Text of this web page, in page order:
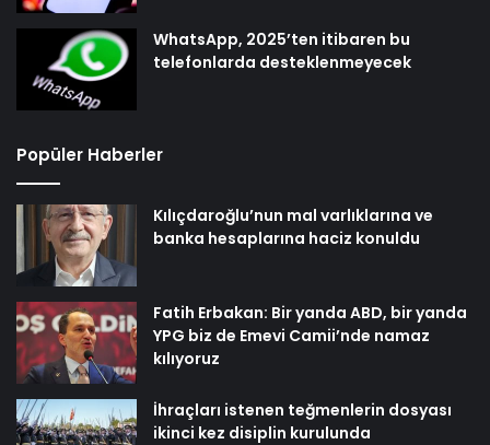
WhatsApp, 2025’ten itibaren bu
telefonlarda desteklenmeyecek
Popüler Haberler
Kılıçdaroğlu’nun mal varlıklarına ve
banka hesaplarına haciz konuldu
Fatih Erbakan: Bir yanda ABD, bir yanda
YPG biz de Emevi Camii’nde namaz
kılıyoruz
İhraçları istenen teğmenlerin dosyası
ikinci kez disiplin kurulunda